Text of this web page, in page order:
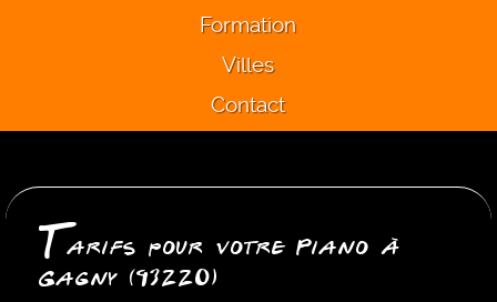
Formation
Villes
Contact
Tarifs pour votre Piano à
Gagny (93220)